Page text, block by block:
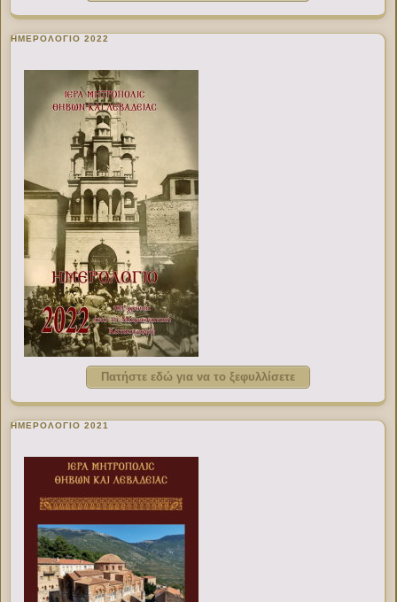
ΗΜΕΡΟΛΟΓΙΟ 2022
Πατήστε εδώ για να το ξεφυλλίσετε
ΗΜΕΡΟΛΟΓΙΟ 2021